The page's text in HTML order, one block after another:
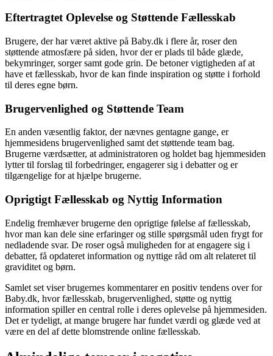
Eftertragtet Oplevelse og Støttende Fællesskab
Brugere, der har været aktive på Baby.dk i flere år, roser den
støttende atmosfære på siden, hvor der er plads til både glæde,
bekymringer, sorger samt gode grin. De betoner vigtigheden af at
have et fællesskab, hvor de kan finde inspiration og støtte i forhold
til deres egne børn.
Brugervenlighed og Støttende Team
En anden væsentlig faktor, der nævnes gentagne gange, er
hjemmesidens brugervenlighed samt det støttende team bag.
Brugerne værdsætter, at administratoren og holdet bag hjemmesiden
lytter til forslag til forbedringer, engagerer sig i debatter og er
tilgængelige for at hjælpe brugerne.
Oprigtigt Fællesskab og Nyttig Information
Endelig fremhæver brugerne den oprigtige følelse af fællesskab,
hvor man kan dele sine erfaringer og stille spørgsmål uden frygt for
nedladende svar. De roser også muligheden for at engagere sig i
debatter, få opdateret information og nyttige råd om alt relateret til
graviditet og børn.
Samlet set viser brugernes kommentarer en positiv tendens over for
Baby.dk, hvor fællesskab, brugervenlighed, støtte og nyttig
information spiller en central rolle i deres oplevelse på hjemmesiden.
Det er tydeligt, at mange brugere har fundet værdi og glæde ved at
være en del af dette blomstrende online fællesskab.